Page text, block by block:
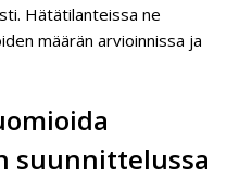
Hätätilanteissa ne
määrän arvioinnissa ja
suunnittelussa